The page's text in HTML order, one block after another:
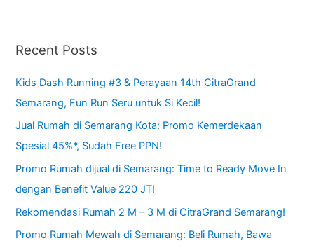
Recent Posts
Kids Dash Running #3 & Perayaan 14th CitraGrand
Semarang, Fun Run Seru untuk Si Kecil!
Jual Rumah di Semarang Kota: Promo Kemerdekaan
Spesial 45%*, Sudah Free PPN!
Promo Rumah dijual di Semarang: Time to Ready Move In
dengan Benefit Value 220 JT!
Rekomendasi Rumah 2 M – 3 M di CitraGrand Semarang!
Promo Rumah Mewah di Semarang: Beli Rumah, Bawa